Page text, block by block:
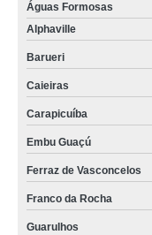
Águas Formosas
Alphaville
Barueri
Caieiras
Carapicuíba
Embu Guaçú
Ferraz de Vasconcelos
Franco da Rocha
Guarulhos